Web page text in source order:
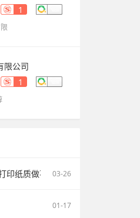
1
限公司
1
纸质做不了报告无痕PS修改和如
03-26
01-17